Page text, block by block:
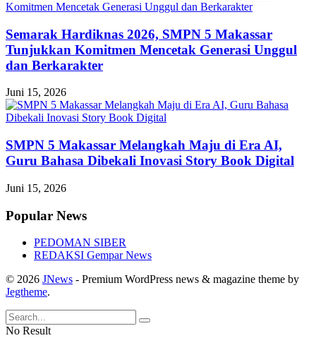
Semarak Hardiknas 2026, SMPN 5 Makassar
Tunjukkan Komitmen Mencetak Generasi Unggul
dan Berkarakter
Juni 15, 2026
SMPN 5 Makassar Melangkah Maju di Era AI,
Guru Bahasa Dibekali Inovasi Story Book Digital
Juni 15, 2026
Popular News
PEDOMAN SIBER
REDAKSI Gempar News
© 2026 JNews - Premium WordPress news & magazine theme by
Jegtheme.
No Result